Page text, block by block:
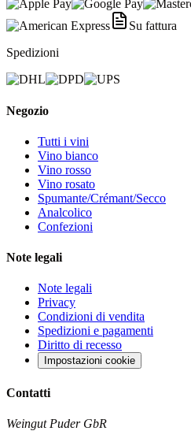
Su fattura
Spedizioni
Negozio
Tutti i vini
Vino bianco
Vino rosso
Vino rosato
Spumante/Crémant/Secco
Analcolico
Confezioni
Note legali
Note legali
Privacy
Condizioni di vendita
Spedizioni e pagamenti
Diritto di recesso
Impostazioni cookie
Contatti
Weingut Puder GbR